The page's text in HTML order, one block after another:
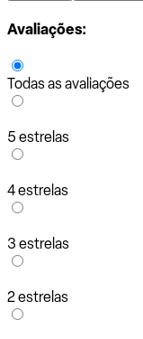
Avaliações:
Todas as avaliações
5 estrelas
4 estrelas
3 estrelas
2 estrelas